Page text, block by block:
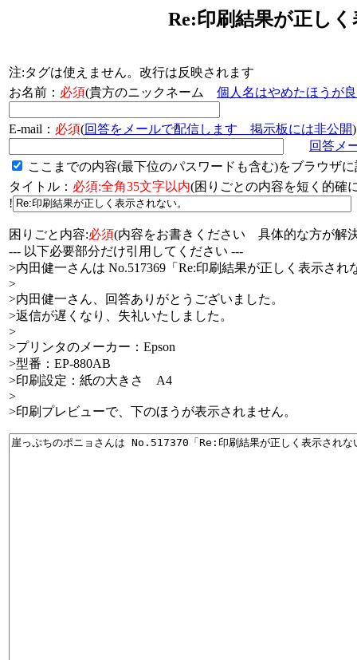
Re:印刷結果が正し
注:タグは使えません。改行は反映されます
お名前： 必須(貴方のニックネーム 個人名はやめたほうが
E-mail： 必須(回答をメールで配信します 掲示板には非公開)
回答メ
ここまでの内容(最下位のパスワードも含む)をブラウザ
タイトル： 必須:全角35文字以内(困りごとの内容を短く的
!
困りごと内容:必須(内容をお書きください 具体的な方が解
--- 以下必要部分だけ引用してください ---
>内田健一さんは No.517369「Re:印刷結果が正しく表示され
>
>内田健一さん、回答ありがとうございました。
>返信が遅くなり、失礼いたしました。
>
>プリンタのメーカー：Epson
>型番：EP-880AB
>印刷設定：紙の大きさ A4
>
>印刷プレビューで、下のほうが表示されません。